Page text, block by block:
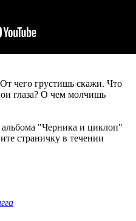
чего грустишь скажи. Что
глаза? О чем молчишь
альбома "Черника и циклоп"
страничку в течении